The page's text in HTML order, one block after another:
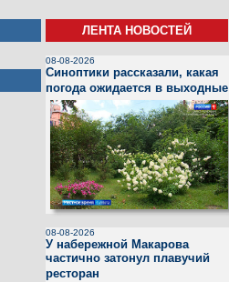
ЛЕНТА НОВОСТЕЙ
08-08-2026
Синоптики рассказали, какая
погода ожидается в выходные
08-08-2026
У набережной Макарова
частично затонул плавучий
ресторан